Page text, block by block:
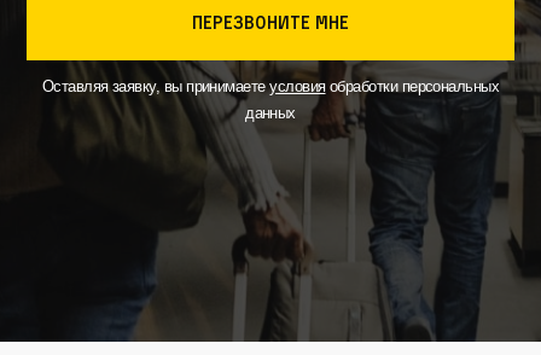
перезвоните мне
Оставляя заявку, вы принимаетеусловияобработки персональных
данных